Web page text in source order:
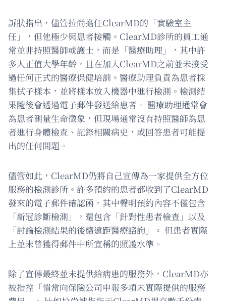
訴狀指出，儘管拉尚擔任ClearMD的「實驗室主
任」，但他極少與患者接觸。ClearMD診所的員工通
常並非持照醫師或護士，而是「醫療助理」，其中許
多人正值大學年齡，且在加入ClearMD之前並未接受
過任何正式的醫療保健培訓。醫療助理負責為患者採
集拭子樣本，並將樣本放入機器中進行檢測。檢測結
果隨後會透過電子郵件發送給患者。 醫療助理通常會
為患者測量生命徵象，但現場通常沒有持照醫師為患
者進行身體檢查、記錄相關病史，或回答患者可能提
出的任何問題。
儘管如此，ClearMD仍將自己宣傳為一家提供全方位
服務的檢測診所。許多預約的患者都收到了ClearMD
發來的電子郵件確認函，其中聲明預約內容不僅包含
「新冠診斷檢測」，還包含「針對性患者檢查」以及
「討論檢測結果的後續遠距醫療諮詢」。 但患者實際
上並未曾獲得郵件中所宣稱的照護水準。
除了宣傳最終並未提供給病患的服務外，ClearMD亦
被指控「慣常向保險公司申報多項未實際提供的服務